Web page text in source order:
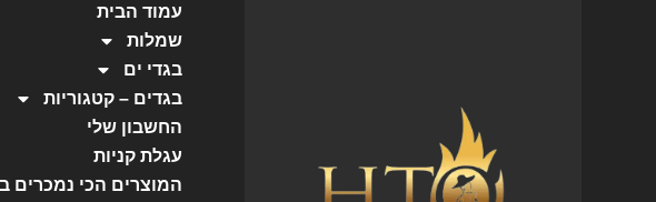
עמוד הבית
שמלות
בגדי ים
בגדים – קטגוריות
החשבון שלי
עגלת קניות
המוצרים הכי נמכרים